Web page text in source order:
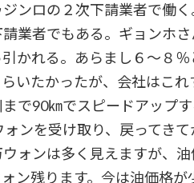
ンロの２次下請業者で働
業者でもある。ギョンホ
かれる。あらまし６～８
いたかったが、会社はこれ
で90㎞でスピードアップ
ンを受け取り、戻ってき
ォンは多く見えますが、
ン残ります。今は油価格